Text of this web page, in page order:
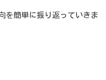
を簡単に振り返っていきま